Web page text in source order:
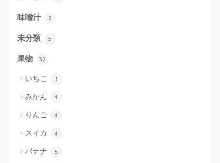
味噌汁 2
未分類 5
果物 32
いちご 1
みかん 4
りんご 4
スイカ 4
バナナ 5